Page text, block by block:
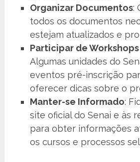
Organizar Documentos:
todos os documentos
estejam atualizados e
Participar de
Algumas unidades do
eventos pré-inscrição
oferecer dicas sobre o
Manter-se Informado:
site oficial do Senai e às
para obter informações
os cursos e processos